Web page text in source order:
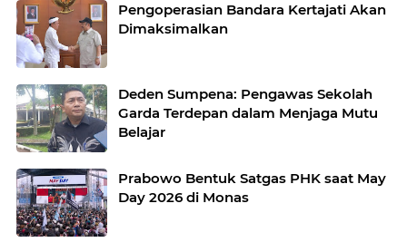
Pengoperasian Bandara Kertajati Akan
Dimaksimalkan
Deden Sumpena: Pengawas Sekolah
Garda Terdepan dalam Menjaga Mutu
Belajar
Prabowo Bentuk Satgas PHK saat May
Day 2026 di Monas